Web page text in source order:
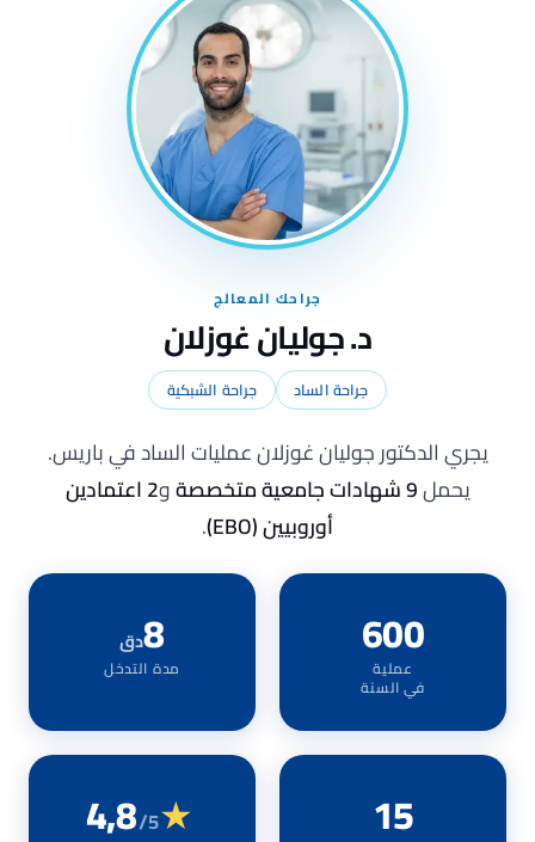
جراحك المعالج
د. جوليان غوزلان
جراحة الساد جراحة الشبكية
يجري الدكتور جوليان غوزلان عمليات الساد في باريس.
يحمل9 شهادات جامعية متخصصة و 2 اعتمادين
أوروبيين (EBO)
.
600
عملية
في السنة
8دق
مدة التدخل
15
★
4,8/5